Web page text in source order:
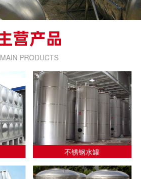
MAIN PRODUCTS
不锈钢水罐